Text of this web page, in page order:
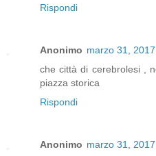
Rispondi
Anonimo marzo 31,
che città di cerebrolesi ,
piazza storica
Rispondi
Anonimo marzo 31,